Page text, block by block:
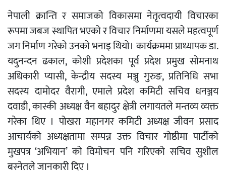
नेपाली क्रान्ति र समाजको विकासमा नेतृत्वदायी विचारका
रूपमा जबज स्थापित भएको र विचार निर्माणमा यसले महत्वपूर्ण
जग निर्माण गरेको उनको भनाइ थियो। कार्यक्रममा प्राध्यापक डा.
यदुनन्दन ढकाल, कोशी प्रदेशका पूर्व प्रदेश प्रमुख सोमनाथ
अधिकारी प्यासी, केन्द्रीय सदस्य मञ्जु गुरुङ, प्रतिनिधि सभा
सदस्य दामोदर वैरागी, एमाले प्रदेश कमिटी सचिव धनञ्जय
दवाडी, कास्की अध्यक्ष वैन बहादुर क्षेत्री लगायतले मन्तव्य व्यक्त
गरेका थिए । पोखरा महानगर कमिटी अध्यक्ष जीवन प्रसाद
आचार्यको अध्यक्षतामा सम्पन्न उक्त विचार गोष्ठीमा पार्टीको
मुखपत्र ‘अभियान’ को विमोचन पनि गरिएको सचिव सुशील
बस्नेतले जानकारी दिए ।